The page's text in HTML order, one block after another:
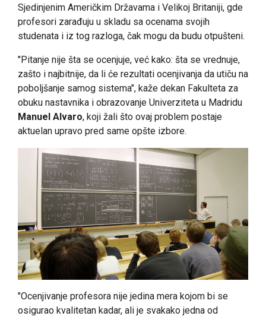
Sjedinjenim Američkim Državama i Velikoj Britaniji, gde
profesori zarađuju u skladu sa ocenama svojih
studenata i iz tog razloga, čak mogu da budu otpušteni.
"Pitanje nije šta se ocenjuje, već kako: šta se vrednuje,
zašto i najbitnije, da li će rezultati ocenjivanja da utiču na
poboljšanje samog sistema", kaže dekan Fakulteta za
obuku nastavnika i obrazovanje Univerziteta u Madridu
Manuel Alvaro, koji žali što ovaj problem postaje
aktuelan upravo pred same opšte izbore.
"Ocenjivanje profesora nije jedina mera kojom bi se
osigurao kvalitetan kadar, ali je svakako jedna od